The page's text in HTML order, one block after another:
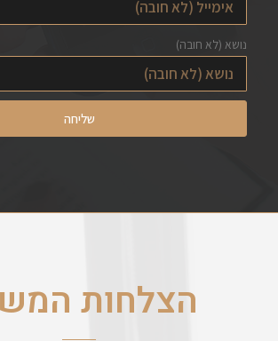
נושא (לא חובה)
שליחה
הצלחות